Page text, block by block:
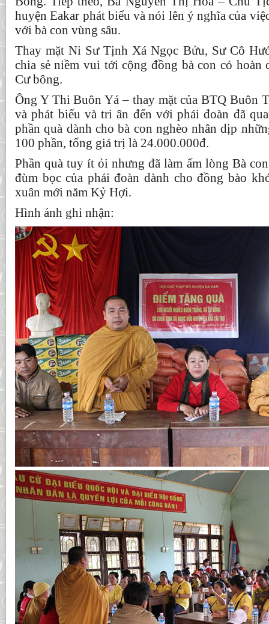
huyện Eakar phát biểu và nói lên ý nghĩa của
với bà con vùng sâu.
Thay mặt Ni Sư Tịnh Xá Ngọc Bửu, Sư Cô
chia sẻ niềm vui tới cộng đồng bà con có hoàn
Cư bông.
Ông Y Thi Buôn Yá – thay mặt của BTQ Buôn
và phát biểu và tri ân đến với phái đoàn đã
phần quà dành cho bà con nghèo nhân dịp
100 phần, tổng giá trị là 24.000.000đ.
Phần quà tuy ít ỏi nhưng đã làm ấm lòng Bà
đùm bọc của phái đoàn dành cho đồng bào
xuân mới năm Kỷ Hợi.
Hình ảnh ghi nhận: